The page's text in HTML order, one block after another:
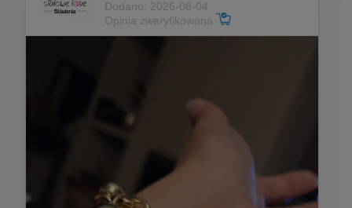
Dodano: 2026-08-04
Opinia zweryfikowana